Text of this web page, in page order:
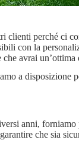
clienti perché ci
con la
avrai
a disposizione
anni,
che sia